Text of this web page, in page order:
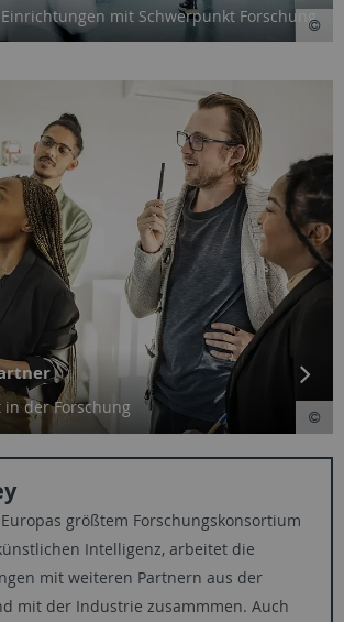
mit Schwer­punkt For­schung
der Forschung
Europas größtem Forschungskonsortium
Intelligenz, arbeitet die
mit weiteren Partnern aus der
mit der Industrie zusammmen. Auch